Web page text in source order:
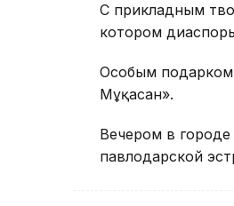
С прикладным
котором
Особым подарком
Мұқасан».
Вечером в
павлодарской